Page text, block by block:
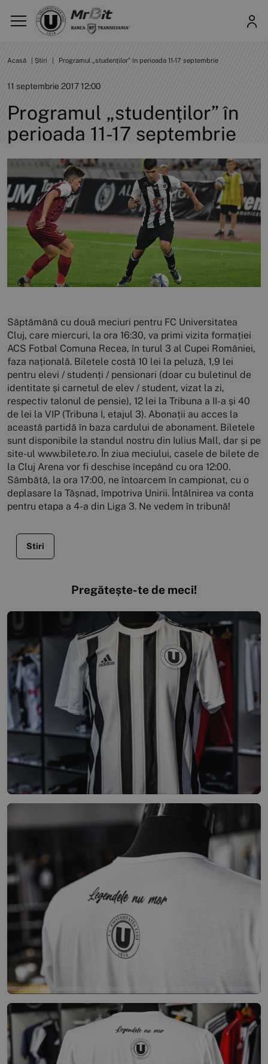
Acasă Știri Programul „studenților” în perioada 11-17 septembrie
11 septembrie 2017 12:00
Programul „studenților” în
perioada 11-17 septembrie
Săptămână cu două meciuri pentru FC Universitatea
Cluj, care miercuri, la ora 16:30, va primi vizita formației
ACS Fotbal Comuna Recea, în turul 3 al Cupei României,
faza națională. Biletele costă 10 lei la peluză, 1,9 lei
pentru elevi / studenți / pensionari (doar cu buletinul de
identitate și carnetul de elev / student, vizat la zi,
respectiv talonul de pensie), 12 lei la Tribuna a II-a și 40
de lei la VIP (Tribuna I, etajul 3). Abonații au acces la
această partidă în baza cardului de abonament. Biletele
sunt disponibile la standul nostru din Iulius Mall, dar și pe
site-ul www.bilete.ro. În ziua meciului, casele de bilete de
la Cluj Arena vor fi deschise începând cu ora 12:00.
Sâmbătă, la ora 17:00, ne întoarcem în campionat, cu o
deplasare la Tășnad, împotriva Unirii. Întâlnirea va conta
pentru etapa a 4-a din Liga 3. Ne vedem în tribună!
Stiri
Pregătește-te de meci!